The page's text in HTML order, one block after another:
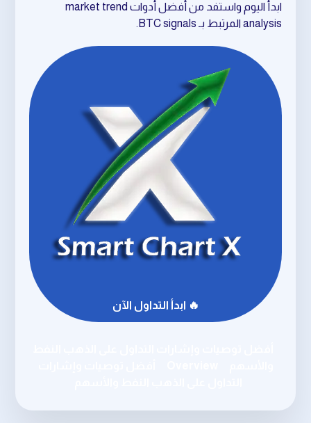
ابدأ اليوم واستفد من أفضل أدوات market trend
analysis المرتبط بـ BTC signals.
🔥 ابدأ التداول الآن